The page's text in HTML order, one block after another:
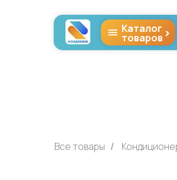
Каталог
товаров >
Все товары /